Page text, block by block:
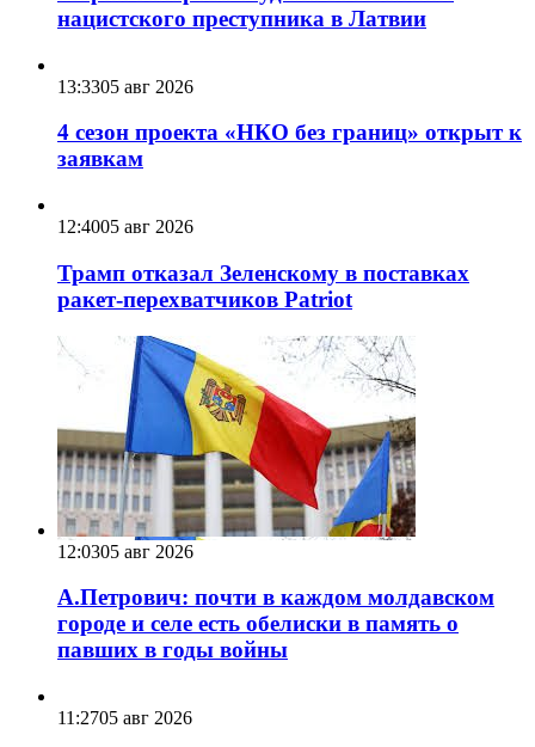
нацистского преступника в Латвии
13:3305 авг 2026
4 сезон проекта «НКО без границ» открыт к
заявкам
12:4005 авг 2026
Трамп отказал Зеленскому в поставках
ракет-перехватчиков Patriot
12:0305 авг 2026
А.Петрович: почти в каждом молдавском
городе и селе есть обелиски в память о
павших в годы войны
11:2705 авг 2026